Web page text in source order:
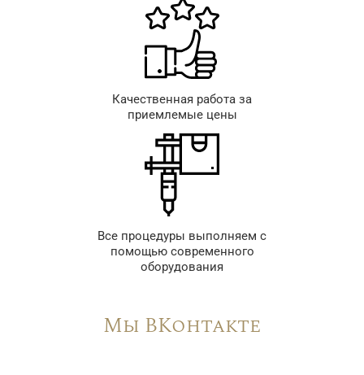
Качественная работа за
приемлемые цены
Все процедуры выполняем с
помощью современного
оборудования
Мы ВКонтакте